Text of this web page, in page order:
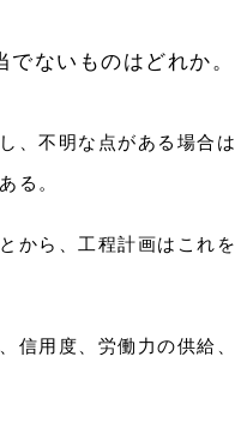
ないものはどれか。
、不明な点がある場合は
る。
から、工程計画はこれ
信用度、労働力の供給